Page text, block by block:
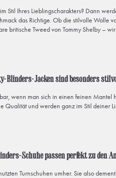
Stil Ihres Lieblingscharakters? Dann
das Richtige. Ob die stilvolle Wolle
britische Tweed von Tommy Shelby –
Blinders-Jacken sind besonders
wenn man sich in einen feinen Mantel
Qualität und werden ganz im Stil deiner
Schuhe passen perfekt zu den
Turnschuhen umher. Sie also